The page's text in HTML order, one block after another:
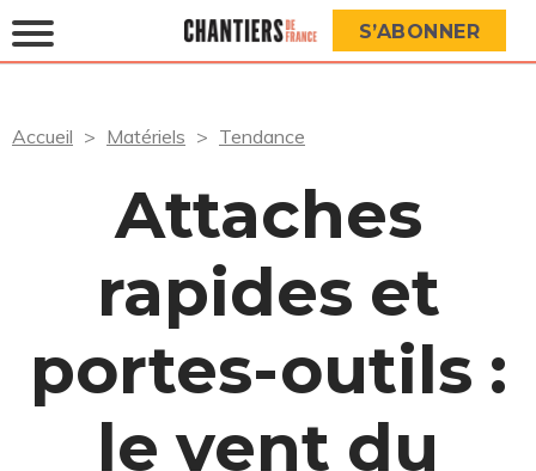
S’ABONNER
Accueil Matériels Tendance
Attaches
rapides et
portes-outils :
le vent du